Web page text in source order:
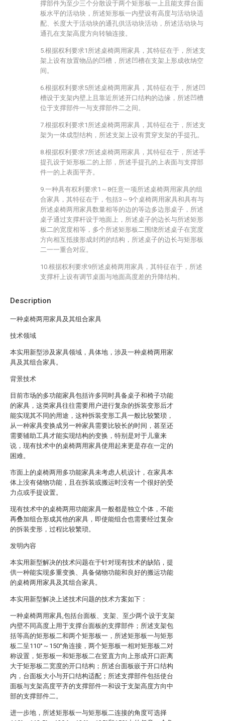
Description
一种桌椅两用家具及其组合家具
技术领域
本实用新型涉及家具领域，具体地，涉及一种桌椅两用家
具及其组合家具。
背景技术
目前市场的多功能家具包括许多同时具备桌子和椅子功能
的家具，这类家具往往需要用户进行复杂的拆装变形后才
能实现其不同的用途，这种拆装变形工具一般比较繁琐，
从一种家具变换成另一种家具需要比较长的时间，甚至还
需要辅助工具才能实现结构的变换，特别是对于儿童来
说，现有技术中的桌椅两用家具使用起来更是存在一定的
困难。
市面上的桌椅两用多功能家具未考虑人机设计，在家具本
体上没有储物功能，且在拆装或搬运时没有一个很好的受
力点或手提设置。
现有技术中的桌椅两用功能家具一般都是独立个体，不能
再叠加组合形成其他的家具，即使能组合也需要经过复杂
的拆装变形，过程比较繁琐。
发明内容
本实用新型解决的技术问题在于针对现有技术的缺陷，提
供一种能实现多重变换、具备储物功能和良好的搬运功能
的桌椅两用家具及其组合家具。
本实用新型解决上述技术问题的技术方案如下：
一种桌椅两用家具,包括台面板、支架、至少两个设于支架
内壁不同高度上用于支撑台面板的支撑部件；所述支架包
括等高的矩形板二和两个矩形板一，所述矩形板一与矩形
板二呈110°～150°角连接，两个矩形板一相对矩形板二对
称设置，矩形板一和矩形板二在竖直方向上形成开口距离
大于矩形板二宽度的开口结构；所述台面板嵌于开口结构
内，台面板大小与开口结构适配；所述支撑部件包括使台
面板与支架高度平齐的支撑部件一和设于支架高度方向中
部的支撑部件二。
进一步地，所述矩形板一与矩形板二连接的角度可选择
撑部件为至少三个分散设于两个矩形板一上且能支撑台面
板水平的活动块，所述矩形板一内壁设有高度与活动块适
配、长度大于活动块的通孔供活动块活动，所述活动块与
通孔在支架高度方向转轴连接。
5.根据权利要求1所述桌椅两用家具，其特征在于，所述支
架上设有放置物品的凹槽，所述凹槽在支架上形成收纳空
间。
6.根据权利要求5所述桌椅两用家具，其特征在于，所述凹
槽设于支架内壁上且靠近所述开口结构的边缘，所述凹槽
位于支撑部件一与支撑部件二之间。
7.根据权利要求1所述桌椅两用家具，其特征在于，所述支
架为一体成型结构，所述支架上设有贯穿支架的手提孔。
8.根据权利要求7所述桌椅两用家具，其特征在于，所述手
提孔设于矩形板二的上部，所述手提孔的上表面与支撑部
件一的上表面平齐。
9.一种具有权利要求1～8任意一项所述桌椅两用家具的组
合家具，其特征在于，包括3～9个桌椅两用家具和具有与
所述桌椅两用家具数量相等的边的等边多边形桌子，所述
桌子通过支撑杆设于地面上，所述桌子的边长与所述矩形
板二的宽度相等，多个所述矩形板二围绕所述桌子在宽度
方向相互抵接形成封闭的结构，所述桌子的边长与矩形板
二一一重合对应。
10.根据权利要求9所述桌椅两用家具，其特征在于，所述
支撑杆上设有调节桌面与地面高度差的升降结构。